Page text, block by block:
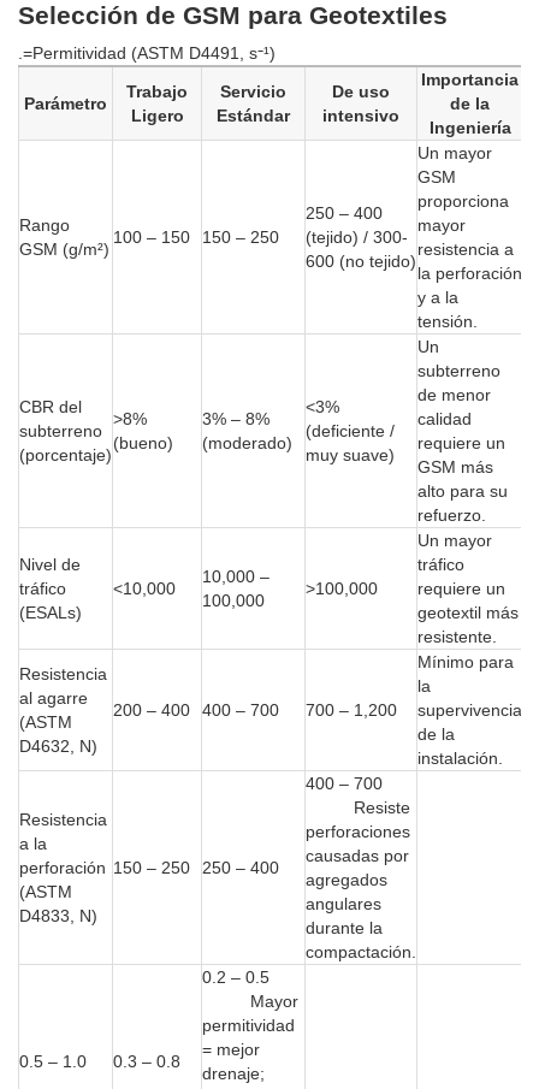
Selección de GSM para Geotextiles
.=Permitividad (ASTM D4491, s⁻¹)
Parámetro
Trabajo
Ligero
Servicio
Estándar
De uso
intensivo
Importancia
de la
Ingeniería
Rango
GSM (g/m²)
100 – 150 150 – 250
250 – 400
(tejido) / 300-
600 (no tejido)
Un mayor
GSM
proporciona
mayor
resistencia a
la perforación
y a la
tensión.
CBR del
subterreno
(porcentaje)
>8%
(bueno)
3% – 8%
(moderado)
<3%
(deficiente /
muy suave)
Un
subterreno
de menor
calidad
requiere un
GSM más
alto para su
refuerzo.
Nivel de
tráfico
(ESALs)
<10,000
10,000 –
100,000
>100,000
Un mayor
tráfico
requiere un
geotextil más
resistente.
Resistencia
al agarre
(ASTM
D4632, N)
200 – 400 400 – 700 700 – 1,200
Mínimo para
la
supervivencia
de la
instalación.
Resistencia
a la
perforación
(ASTM
D4833, N)
150 – 250 250 – 400
400 – 700
Resiste
perforaciones
causadas por
agregados
angulares
durante la
compactación.
0.5 – 1.0 0.3 – 0.8
0.2 – 0.5
Mayor
permitividad
= mejor
drenaje;